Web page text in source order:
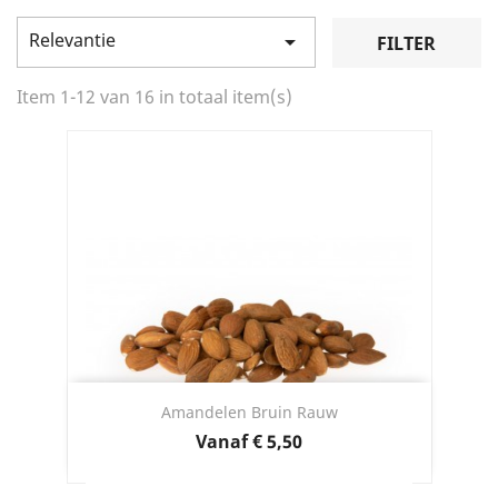
Relevantie  FILTER
Item 1-12 van 16 in totaal item(s)
Amandelen Bruin Rauw
VanafPrijs
€ 5,50